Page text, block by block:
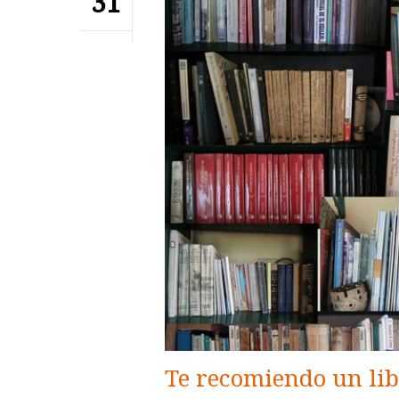
Te recomiendo un